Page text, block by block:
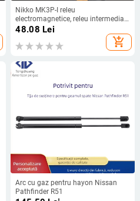
Nikko MK3P-I releu
electromagnetice, releu intermediar,
contact deschis normal
48.08 Lei
add_shopping_cart
Arc cu gaz pentru hayon Nissan
Pathfinder R51